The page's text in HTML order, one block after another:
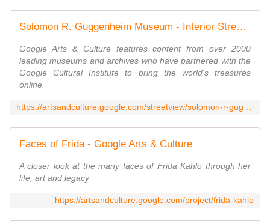
Solomon R. Guggenheim Museum - Interior Streetview, New York, United States - Google Arts & Culture
Google Arts & Culture features content from over 2000
leading museums and archives who have partnered with the
Google Cultural Institute to bring the world's treasures
online.
Faces of Frida - Google Arts & Culture
A closer look at the many faces of Frida Kahlo through her
life, art and legacy
https://artsandculture.google.com/project/frida-kahlo